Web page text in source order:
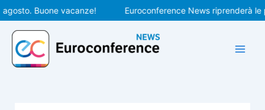
Vai
al
contenuto
Buone vacanze! Euroconference News riprenderà le